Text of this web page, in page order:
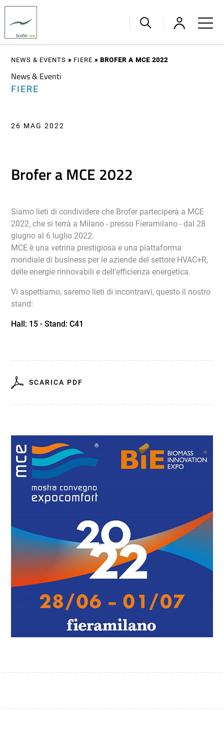
NEWS & EVENTS » FIERE » BROFER A MCE 2022
News & Eventi
FIERE
26 MAG 2022
Brofer a MCE 2022
Siamo lieti di condividere che Brofer parteciperà a MCE
2022, che si terrà a Milano - presso Fieramilano - dal 28
giugno al 6 luglio 2022.
MCE è una vetrina prestigiosa e una piattaforma
mondiale di business per le aziende del settore HVAC+R,
delle energie rinnovabili e dell’efficienza energetica.
Vi aspettiamo, saremo lieti di incontrarvi, questo il nostro
stand:
Hall: 15 - Stand: C41
SCARICA PDF